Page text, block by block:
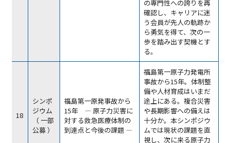
の専門性への誇りを再
確認し、キャリアに迷
う会員が先人の軌跡か
ら勇気を得て、次の一
歩を踏み出す契機とす
る。
18
シンポ
ジウム
（ 一部
公募 ）
福島第一原発事故から
15年 ― 原子力災害に
対する救急医療体制の
到達点と今後の課題 ―
福島第一原子力発電所
事故から15年。体制整
備や人材育成はいまだ
途上にある。複合災害
や長期影響への備えは
十分か。本シンポジウ
ムでは現状の課題を直
視し、次に来る原子力